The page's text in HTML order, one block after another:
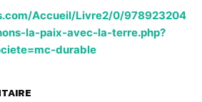
Accueil/Livre2/0/978923204
la-paix-avec-la-terre.php?
durable